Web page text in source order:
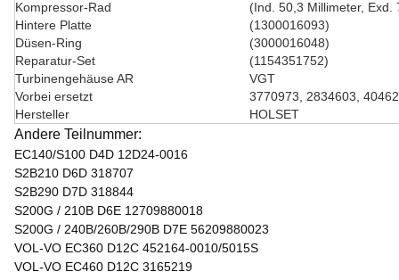
Kompressor-Rad
(Ind. 50,3 Millimeter, Exd.
Hintere Platte
(1300016093)
Düsen-Ring
(3000016048)
Reparatur-Set
(1154351752)
Turbinengehäuse AR
VGT
Vorbei ersetzt
3770973, 2834603,
Hersteller
HOLSET
Andere Teilnummer:
EC140/S100 D4D 12D24-0016
S2B210 D6D 318707
S2B290 D7D 318844
S200G / 210B D6E 12709880018
S200G / 240B/260B/290B D7E 56209880023
VOL-VO EC360 D12C 452164-0010/5015S
VOL-VO EC460 D12C 3165219